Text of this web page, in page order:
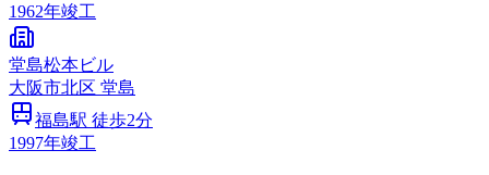
1962年竣工
堂島松本ビル
大阪市北区 堂島
福島駅 徒歩2分
1997年竣工